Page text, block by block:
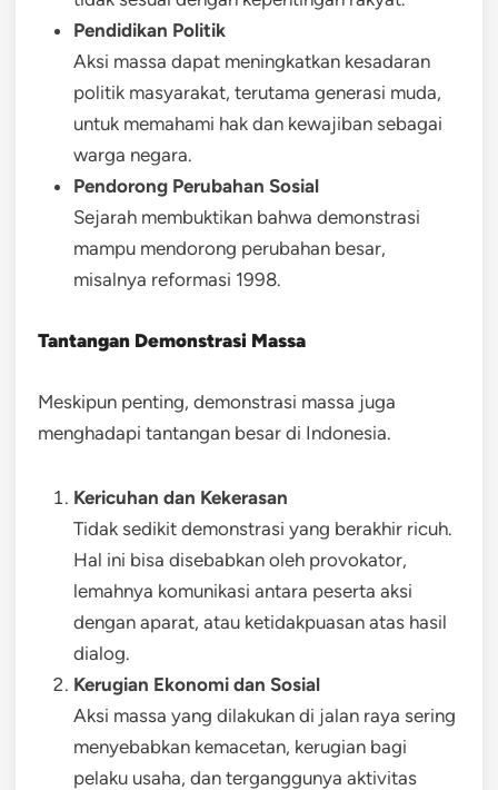
Pendidikan Politik
Aksi massa dapat meningkatkan kesadaran
politik masyarakat, terutama generasi muda,
untuk memahami hak dan kewajiban sebagai
warga negara.
Pendorong Perubahan Sosial
Sejarah membuktikan bahwa demonstrasi
mampu mendorong perubahan besar,
misalnya reformasi 1998.
Tantangan Demonstrasi Massa
Meskipun penting, demonstrasi massa juga
menghadapi tantangan besar di Indonesia.
Kericuhan dan Kekerasan
Tidak sedikit demonstrasi yang berakhir ricuh.
Hal ini bisa disebabkan oleh provokator,
lemahnya komunikasi antara peserta aksi
dengan aparat, atau ketidakpuasan atas hasil
dialog.
Kerugian Ekonomi dan Sosial
Aksi massa yang dilakukan di jalan raya sering
menyebabkan kemacetan, kerugian bagi
pelaku usaha, dan terganggunya aktivitas